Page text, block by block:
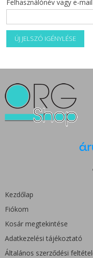
Felhasználónév vagy e-
ÚJ JELSZÓ IGÉNYLÉSE
Kezdőlap
Fiókom
Kosár megtekintése
Adatkezelési tájékoztató
Általános szerződési